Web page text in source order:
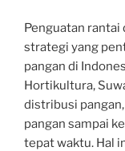
Penguatan rantai
strategi yang
pangan di
Hortikultura,
distribusi
pangan sampai
tepat waktu. Hal